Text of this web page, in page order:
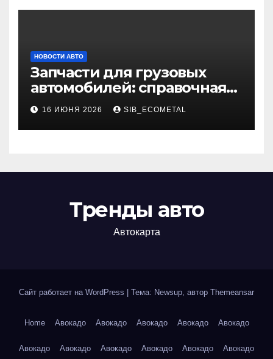
НОВОСТИ АВТО
Запчасти для грузовых
автомобилей: справочная
база по корейским и
японским моделям
16 ИЮНЯ 2026 SIB_ECOMETAL
Тренды авто
Автокарта
Сайт работает на WordPress Тема: Newsup, автор Themeansar
Home Авокадо Авокадо Авокадо Авокадо Авокадо
Авокадо Авокадо Авокадо Авокадо Авокадо Авокадо